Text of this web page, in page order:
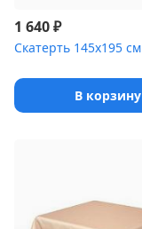
1 640₽
В корзину